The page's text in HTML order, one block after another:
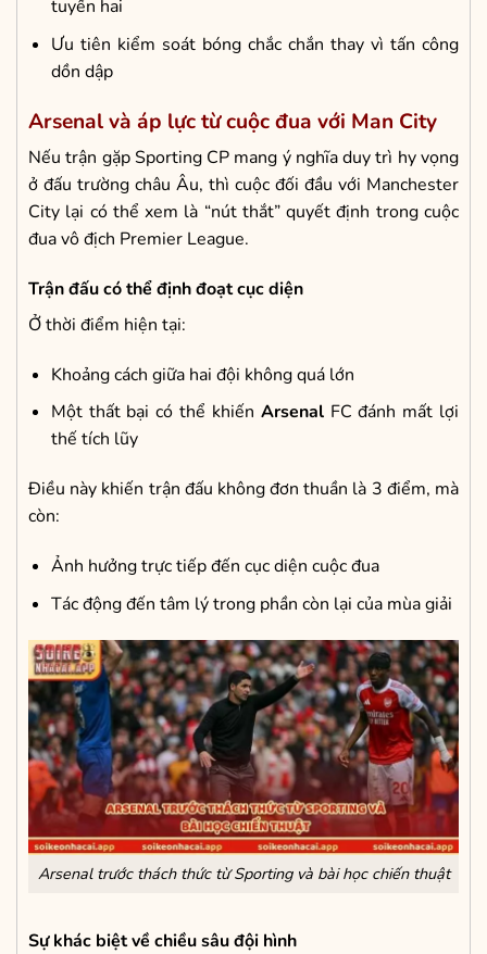
tuyến hai
Ưu tiên kiểm soát bóng chắc chắn thay vì tấn công
dồn dập
Arsenal và áp lực từ cuộc đua với Man City
Nếu trận gặp Sporting CP mang ý nghĩa duy trì hy vọng
ở đấu trường châu Âu, thì cuộc đối đầu với Manchester
City lại có thể xem là “nút thắt” quyết định trong cuộc
đua vô địch Premier League.
Trận đấu có thể định đoạt cục diện
Ở thời điểm hiện tại:
Khoảng cách giữa hai đội không quá lớn
Một thất bại có thể khiến ArsenalFC đánh mất lợi
thế tích lũy
Điều này khiến trận đấu không đơn thuần là 3 điểm, mà
còn:
Ảnh hưởng trực tiếp đến cục diện cuộc đua
Tác động đến tâm lý trong phần còn lại của mùa giải
Arsenal trước thách thức từ Sporting và bài học chiến thuật
Sự khác biệt về chiều sâu đội hình